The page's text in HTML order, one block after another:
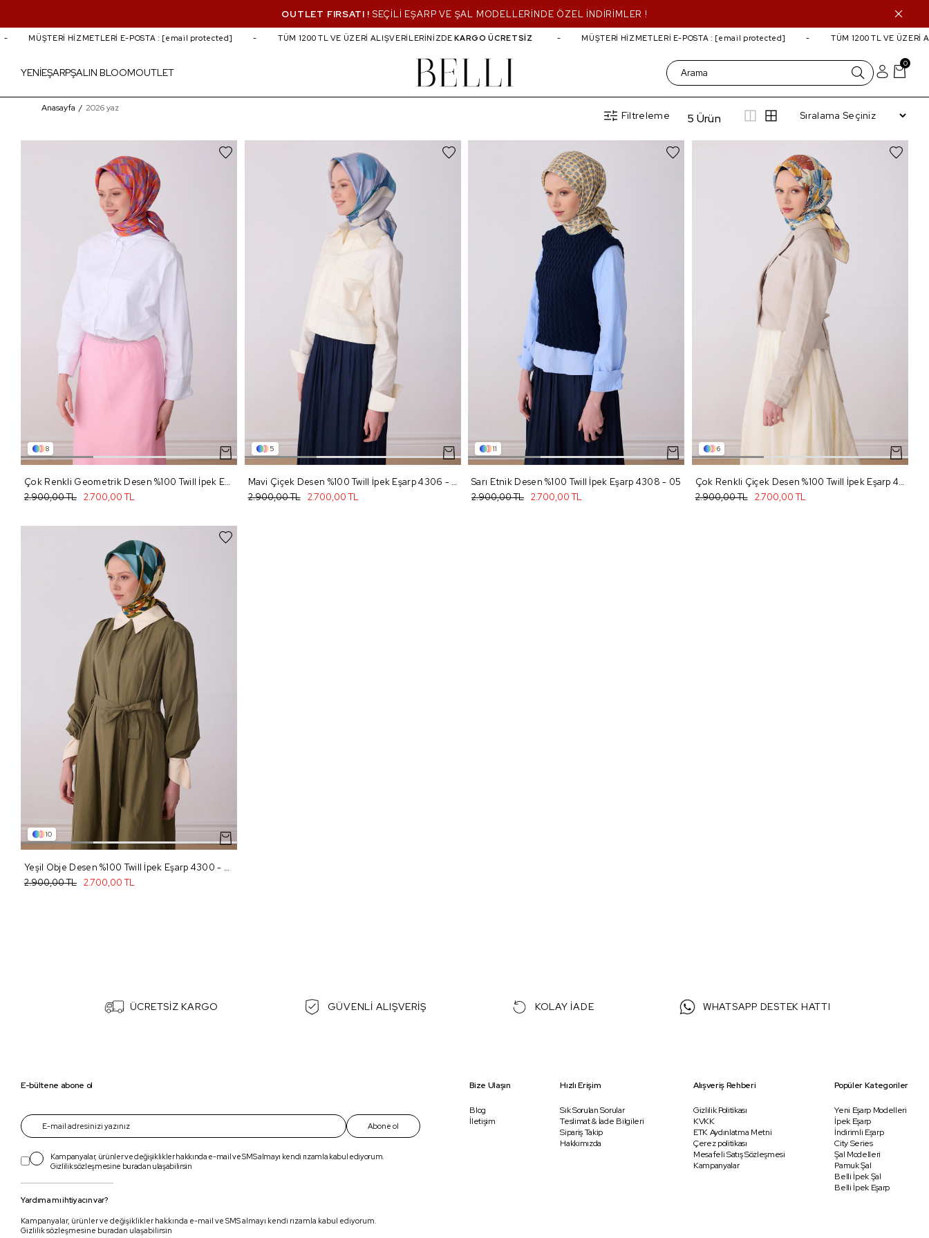
OUTLET FIRSATI ! SEÇİLİ EŞARP VE ŞAL MODELLERİNDE ÖZEL İNDİRİMLER !
YENİEŞARPŞALIN BLOOMOUTLET
MÜŞTERİ HİZMETLERİ E-POSTA :[email protected] TÜM 1200 TL VE ÜZERİ ALIŞVERİLERİNİZDEKARGO ÜCRETSİZ MÜŞTERİ HİZMETLERİ E-POSTA :[email protected] TÜM 1200 TL VE ÜZERİ
0
2026 yaz
Anasayfa 2026 yaz
5 Ürün
Filtreleme
8
Çok Renkli Geometrik Desen %100 Twill İpek Eşarp 4302 - 80
2.700,00 TL
2.900,00 TL
5
Mavi Çiçek Desen %100 Twill İpek Eşarp 4306 - 37
2.700,00 TL
2.900,00 TL
11
Sarı Etnik Desen %100 Twill İpek Eşarp 4308 - 05
2.700,00 TL
2.900,00 TL
6
Çok Renkli Çiçek Desen %100 Twill İpek Eşarp 4323 - 80
2.700,00 TL
2.900,00 TL
10
Yeşil Obje Desen %100 Twill İpek Eşarp 4300 - 03
2.700,00 TL
2.900,00 TL
ÜCRETSİZ KARGO GÜVENLİ ALIŞVERİŞ KOLAY İADE WHATSAPP DESTEK HATTI
E-bültene abone ol
Abone ol
Kampanyalar, ürünler ve değişiklikler hakkında e-mail ve SMS almayı kendi rızamla kabul ediyorum.
Gizlilik sözleşmesine buradan ulaşabilirsin
Yardıma mı ihtiyacın var?
Kampanyalar, ürünler ve değişiklikler hakkında e-mail ve SMS almayı kendi rızamla kabul ediyorum.
Gizlilik sözleşmesine buradan ulaşabilirsin
Bize Ulaşın
Blog
İletişim
Hızlı Erişim
Sık Sorulan Sorular
Teslimat & İade Bilgileri
Sipariş Takip
Hakkımızda
Alışveriş Rehberi
Gizlilik Politikası
KVKK
ETK Aydınlatma Metni
Çerez politikası
Mesafeli Satış Sözleşmesi
Kampanyalar
Popüler Kategoriler
Yeni Eşarp Modelleri
İpek Eşarp
İndirimli Eşarp
City Series
Şal Modelleri
Pamuk Şal
Belli İpek Şal
Belli İpek Eşarp